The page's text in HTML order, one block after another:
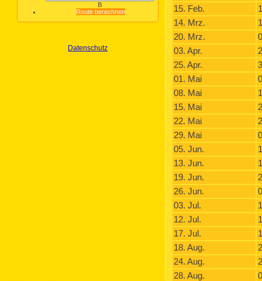
B
Route berechnen
Datenschutz
15. Feb.
14. Mrz.
20. Mrz.
03. Apr.
25. Apr.
01. Mai
08. Mai
15. Mai
22. Mai
29. Mai
05. Jun.
13. Jun.
19. Jun.
26. Jun.
03. Jul.
12. Jul.
17. Jul.
18. Aug.
24. Aug.
28. Aug.